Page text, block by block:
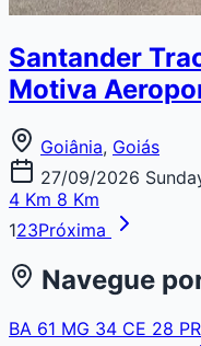
Santander
Motiva
Goiânia, Goiás
27/09/2026
4 Km 8 Km
123Próxima
Navegue
BA 61 MG 34 CE 28 PR